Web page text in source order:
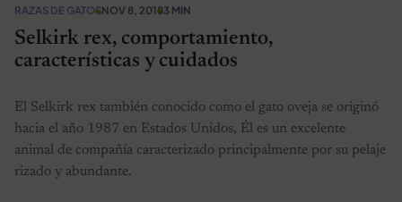
RAZAS DE GATOSNOV 8, 20183 MIN
Selkirk rex, comportamiento,
características y cuidados
El Selkirk rex también conocido como el gato oveja se originó
hacia el año 1987 en Estados Unidos, Él es un excelente
animal de compañía caracterizado principalmente por su pelaje
rizado y abundante.